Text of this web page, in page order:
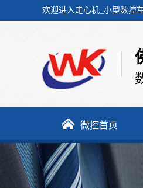
欢迎进入走心机_小型数控
微控首页